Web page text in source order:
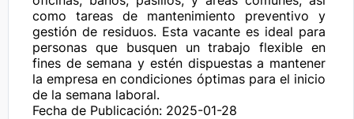
como tareas de mantenimiento preventivo y
gestión de residuos. Esta vacante es ideal para
personas que busquen un trabajo flexible en
fines de semana y estén dispuestas a mantener
la empresa en condiciones óptimas para el inicio
de la semana laboral.
Fecha de Publicación: 2025-01-28